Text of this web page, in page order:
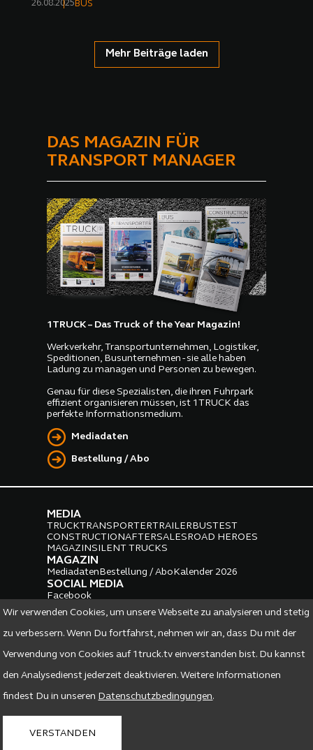
Wir verwenden Cookies, um unsere Webseite zu analysieren und stetig
zu verbessern. Wenn Du fortfahrst, nehmen wir an, dass Du mit der
Verwendung von Cookies auf 1truck.tv einverstanden bist. Du kannst
den Analysedienst jederzeit deaktivieren. Weitere Informationen
findest Du in unseren Datenschutzbedingungen.
VERSTANDEN
26.08.2025 BUS
Mehr Beiträge laden
DAS MAGAZIN FÜR
TRANSPORT MANAGER
1TRUCK – Das Truck of the Year Magazin!
Werkverkehr, Transportunternehmen, Logistiker,
Speditionen, Busunternehmen - sie alle haben
Ladung zu managen und Personen zu bewegen.
Genau für diese Spezialisten, die ihren Fuhrpark
effizient organisieren müssen, ist 1TRUCK das
perfekte Informationsmedium.
Mediadaten
Bestellung / Abo
MEDIA
TRUCKTRANSPORTERTRAILERBUSTEST
CONSTRUCTIONAFTERSALESROAD HEROES
MAGAZINSILENT TRUCKS
MAGAZIN
MediadatenBestellung / AboKalender 2026
SOCIAL MEDIA
Facebook
Instagram LinkedIn
IMPRESSUM